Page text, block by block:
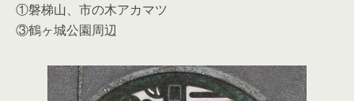
①磐梯山、市の木アカマツ
③鶴ヶ城公園周辺